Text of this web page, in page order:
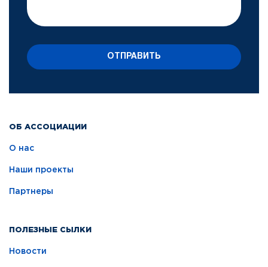
ОБ АССОЦИАЦИИ
О нас
Наши проекты
Партнеры
ПОЛЕЗНЫЕ СЫЛКИ
Новости
ОТПРАВИТЬ